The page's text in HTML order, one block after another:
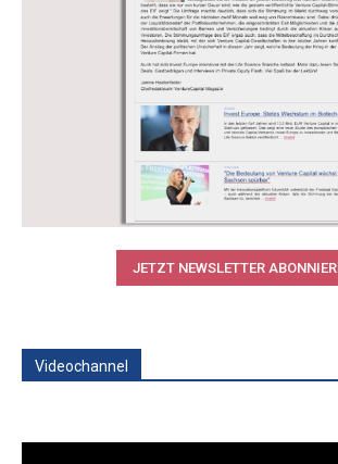
JETZT NEWSLETTER
Videochannel